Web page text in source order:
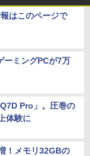
はこのページで
ーミングPCが7万
Pro」。圧巻の
体験に
！メモリ32GBの